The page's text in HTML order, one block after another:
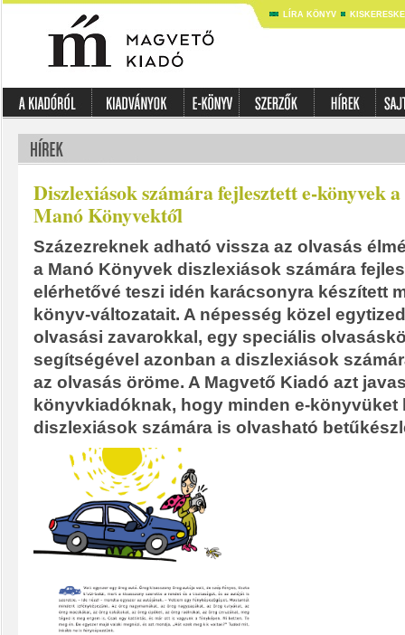
LÍRA KÖNYV
Diszlexiások számára fejlesztett e-könyvek
Manó Könyvektől
Százezreknek adható vissza az olvasás
a Manó Könyvek diszlexiások számára
elérhetővé teszi idén karácsonyra készített
könyv-változatait. A népesség közel
olvasási zavarokkal, egy speciális
segítségével azonban a diszlexiások
az olvasás öröme. A Magvető Kiadó azt
könyvkiadóknak, hogy minden e-könyvüket
diszlexiások számára is olvasható